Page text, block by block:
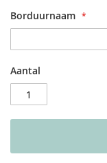
Borduurnaam
Aantal